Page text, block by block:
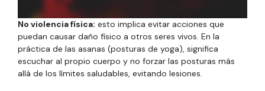
No violencia física: esto implica evitar acciones que
puedan causar daño físico a otros seres vivos. En la
práctica de las asanas (posturas de yoga), significa
escuchar al propio cuerpo y no forzar las posturas más
allá de los límites saludables, evitando lesiones.